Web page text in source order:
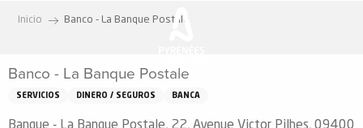
principal
Inicio Banco - La Banque Postale
Banco - La Banque Postale
SERVICIOS DINERO / SEGUROS BANCA
Banque - La Banque Postale, 22, Avenue Victor Pilhes, 09400